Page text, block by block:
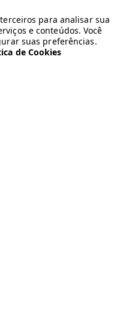
para analisar sua
e conteúdos. Você
suas preferências.
de Cookies
brand